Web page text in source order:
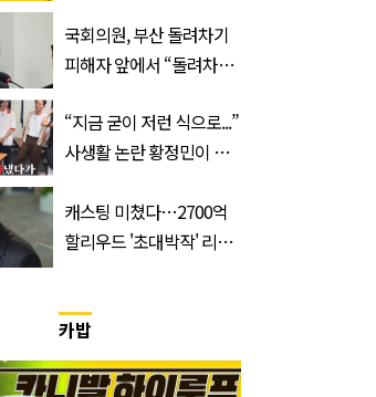
국회의원, 부산 돌려차기
피해자 앞에서 “돌려차기
“지금 굳이 저런 식으로...”
사생활 논란 황정민이 곧
캐스팅 미쳤다…2700억
할리우드 '초대박작' 리메
카밥